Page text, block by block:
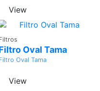
View
Oval Tama
Oval Tama
View